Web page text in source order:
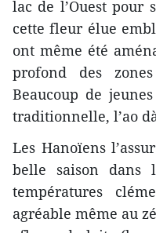
lac de l’Ouest pour
cette fleur élue
ont même été
profond des
Beaucoup de
traditionnelle, l’ao
Les Hanoïens
belle saison dans
températures
agréable même au